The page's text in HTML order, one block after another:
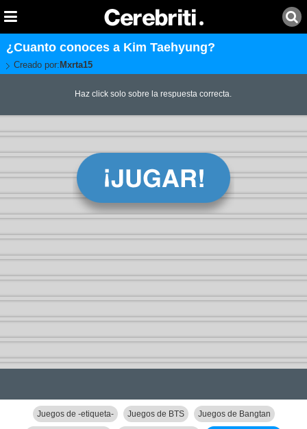
¿Cuanto conoces a Kim Taehyung?
Creado por: Mxrta15
Haz click solo sobre la respuesta correcta.
Juegos de -etiqueta- Juegos de BTS Juegos de Bangtan